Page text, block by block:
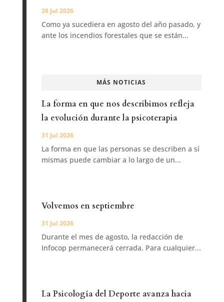
28 Jul 2026
Como ya sucediera en agosto del año pasado, y
ante los incendios forestales que se están...
MÁS NOTICIAS
La forma en que nos describimos refleja
la evolución durante la psicoterapia
31 Jul 2026
La forma en que las personas se describen a sí
mismas puede cambiar a lo largo de un...
Volvemos en septiembre
31 Jul 2026
Durante el mes de agosto, la redacción de
Infocop permanecerá cerrada. Para cualquier...
La Psicología del Deporte avanza hacia